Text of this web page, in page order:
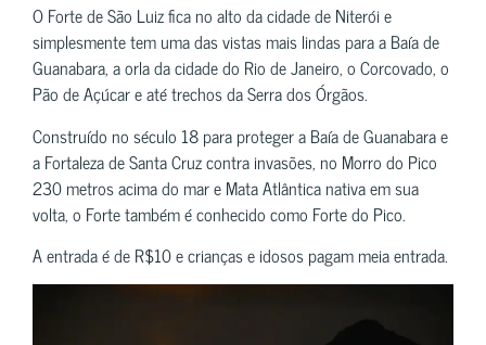
O Forte de São Luiz fica no alto da cidade de Niterói e
simplesmente tem uma das vistas mais lindas para a Baía de
Guanabara, a orla da cidade do Rio de Janeiro, o Corcovado, o
Pão de Açúcar e até trechos da Serra dos Órgãos.
Construído no século 18 para proteger a Baía de Guanabara e
a Fortaleza de Santa Cruz contra invasões, no Morro do Pico
230 metros acima do mar e Mata Atlântica nativa em sua
volta, o Forte também é conhecido como Forte do Pico.
A entrada é de R$10 e crianças e idosos pagam meia entrada.